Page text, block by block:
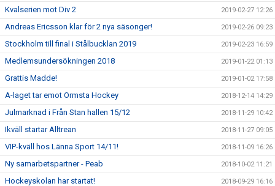
Kvalserien mot Div 2 2019-02-27 12:26
Andreas Ericsson klar för 2 nya säsonger! 2019-02-26 09:23
Stockholm till final i Stålbucklan 2019 2019-02-23 16:59
Medlemsundersökningen 2018 2019-01-22 01:13
Grattis Madde! 2019-01-02 17:58
A-laget tar emot Ormsta Hockey 2018-12-14 14:29
Julmarknad i Från Stan hallen 15/12 2018-11-29 10:42
Ikväll startar Alltrean 2018-11-27 09:05
VIP-kväll hos Länna Sport 14/11! 2018-11-09 16:26
Ny samarbetspartner - Peab 2018-10-02 11:21
Hockeyskolan har startat! 2018-09-29 16:16